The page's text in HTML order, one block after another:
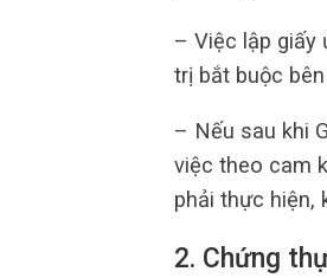
– Việc lập giấy
trị bắt buộc
– Nếu sau khi
việc theo cam
phải thực hiện,
2. Chứng